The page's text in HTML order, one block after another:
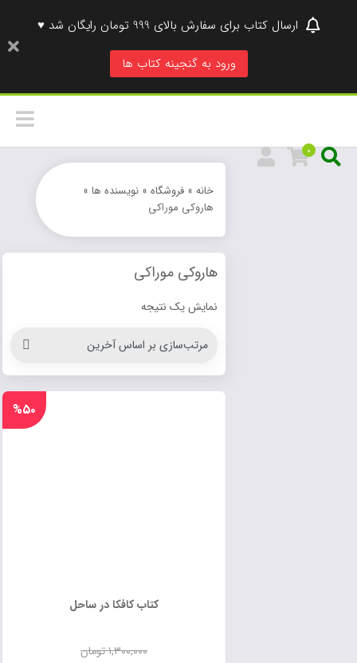
ارسال کتاب برای سفارش بالای 999 تومان رایگان شد ♥
ورود به گنجینه کتاب ها
خانه» فروشگاه» نویسنده ها »
هاروکی موراکی
هاروکی موراکی
نمایش یک نتیجه
کتاب کافکا در ساحل
۱,۳۰۰,۰۰۰تومان
%۵۰